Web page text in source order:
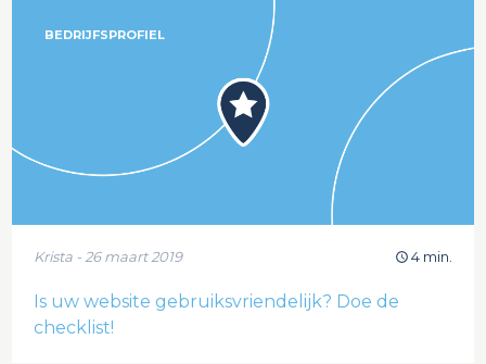
BEDRIJFSPROFIEL
Krista - 26 maart 2019 4 min.
Is uw website gebruiksvriendelijk? Doe de
checklist!